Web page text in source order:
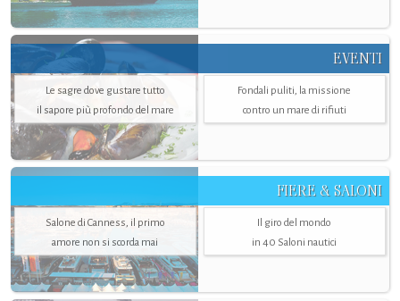
EVENTI
Le sagre dove gustare tutto
il sapore più profondo del mare
Fondali puliti, la missione
contro un mare di rifiuti
FIERE & SALONI
Salone di Canness, il primo
amore non si scorda mai
Il giro del mondo
in 40 Saloni nautici